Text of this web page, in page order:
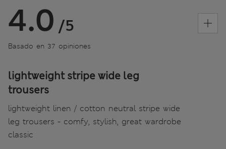
4.0 /5
Basado en 37 opiniones
lightweight stripe wide leg
trousers
lightweight linen / cotton neutral stripe wide
leg trousers - comfy, stylish, great wardrobe
classic